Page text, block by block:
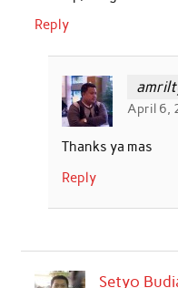
Reply
April 6,
Thanks ya mas
Reply
Setyo